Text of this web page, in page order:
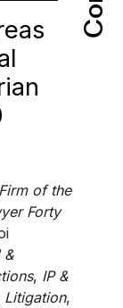
of the
Forty
&
, IP &
Litigation,